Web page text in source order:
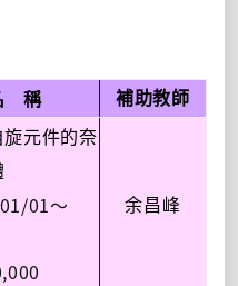
稱 補助教師
旋元件的奈
01～
余昌峰